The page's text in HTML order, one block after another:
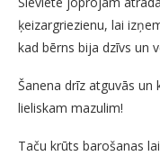
ķeizargriezienu, lai
kad bērns bija dzīvs un
Šanena drīz atguvās
lieliskam mazulim!
Taču krūts barošanas